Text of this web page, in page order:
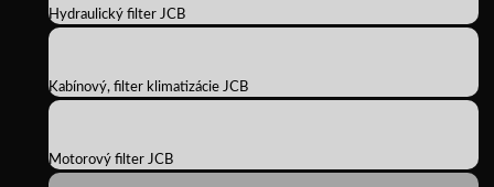
Hydraulický filter JCB
Kabínový, filter klimatizácie JCB
Motorový filter JCB